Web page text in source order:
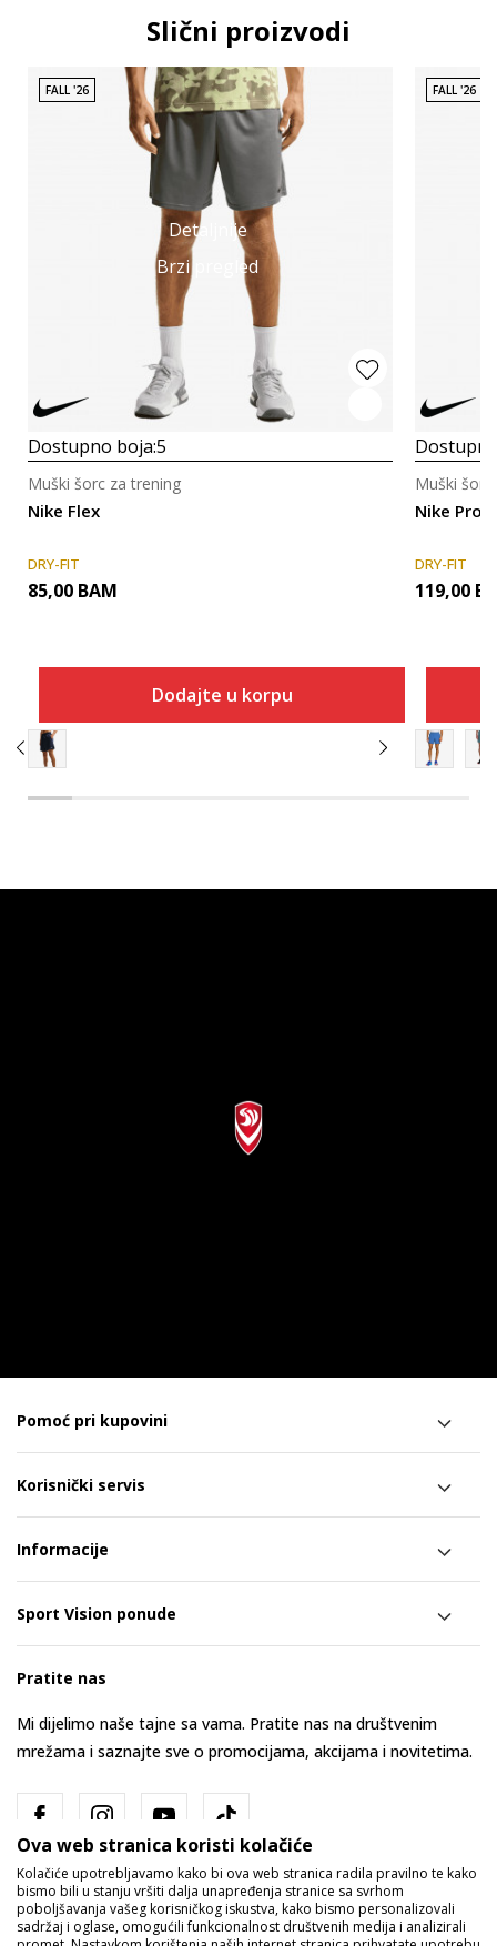
Slični proizvodi
Detaljnije
Brzi pregled
FALL '26
Dostupno boja:5
Nike Flex
Muški šorc za trening
DRY-FIT
85,00 BAM
Dodajte u korpu
FALL '26
Nike Pro
Muški
DRY-FIT
119,00
Pomoć pri kupovini
Korisnički servis
Informacije
Sport Vision ponude
Pratite nas
Mi dijelimo naše tajne sa vama. Pratite nas na društvenim
mrežama i saznajte sve o promocijama, akcijama i novitetima.
Ova web stranica koristi kolačiće
Kolačiće upotrebljavamo kako bi ova web stranica radila pravilno te kako
bismo bili u stanju vršiti dalja unapređenja stranice sa svrhom
poboljšavanja vašeg korisničkog iskustva, kako bismo personalizovali
sadržaj i oglase, omogućili funkcionalnost društvenih medija i analizirali